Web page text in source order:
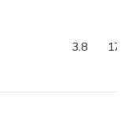
3.8 17.5